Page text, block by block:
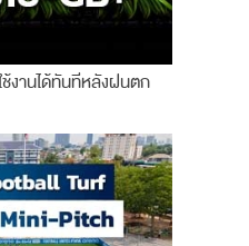
งานได้ทันทีหลังฝนตก